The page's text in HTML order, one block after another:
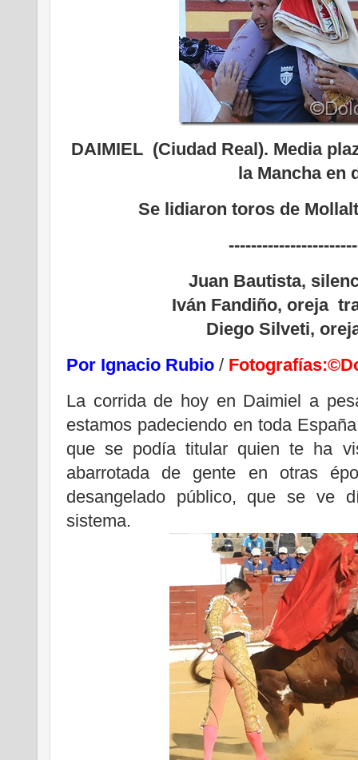
DAIMIEL (Ciudad Real). Media
la Mancha en
Se lidiaron toros de
Juan Bautista,
Iván Fandiño, oreja
Diego Silveti,
Por Ignacio Rubio /
La corrida de hoy en Daimiel a
estamos padeciendo en toda
que se podía titular quien te ha
abarrotada de gente en otras
desangelado público, que se ve
sistema.